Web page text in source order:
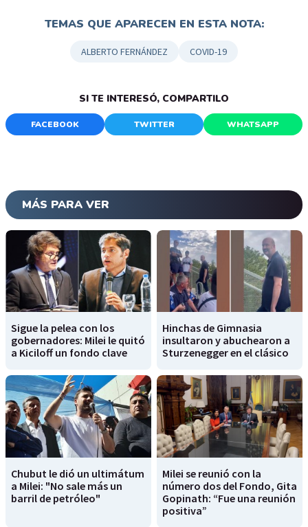
TEMAS QUE APARECEN EN ESTA NOTA:
ALBERTO FERNÁNDEZ COVID-19
SI TE INTERESÓ, COMPARTILO
FACEBOOK TWITTER WHATSAPP
MÁS PARA VER
Sigue la pelea con los
gobernadores: Milei le quitó
a Kiciloff un fondo clave
Hinchas de Gimnasia
insultaron y abuchearon a
Sturzenegger en el clásico
Chubut le dió un ultimátum
a Milei: "No sale más un
barril de petróleo"
Milei se reunió con la
número dos del Fondo, Gita
Gopinath: “Fue una reunión
positiva”